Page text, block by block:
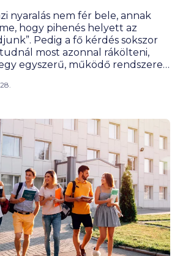
nyaralás nem fér bele, annak
hogy pihenés helyett az
Pedig a fő kérdés sokszor
most azonnal rákölteni,
egyszerű, működő rendszered
nyaralás-hackkel faragsz a
vagy a következő évek